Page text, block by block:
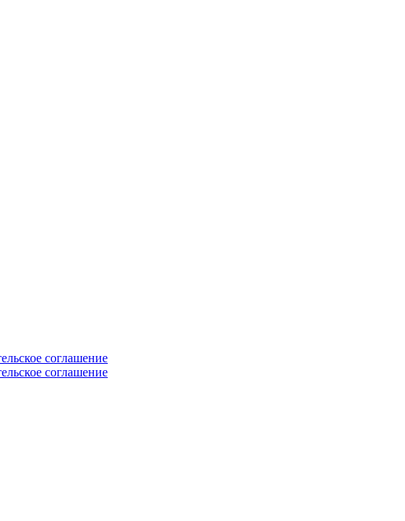
соглашение
соглашение